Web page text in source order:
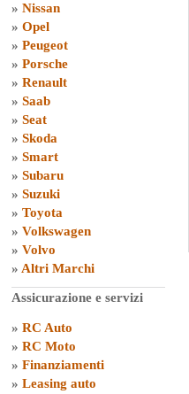
» Nissan
» Opel
» Peugeot
» Porsche
» Renault
» Saab
» Seat
» Skoda
» Smart
» Subaru
» Suzuki
» Toyota
» Volkswagen
» Volvo
» Altri Marchi
Assicurazione e servizi
» RC Auto
» RC Moto
» Finanziamenti
» Leasing auto